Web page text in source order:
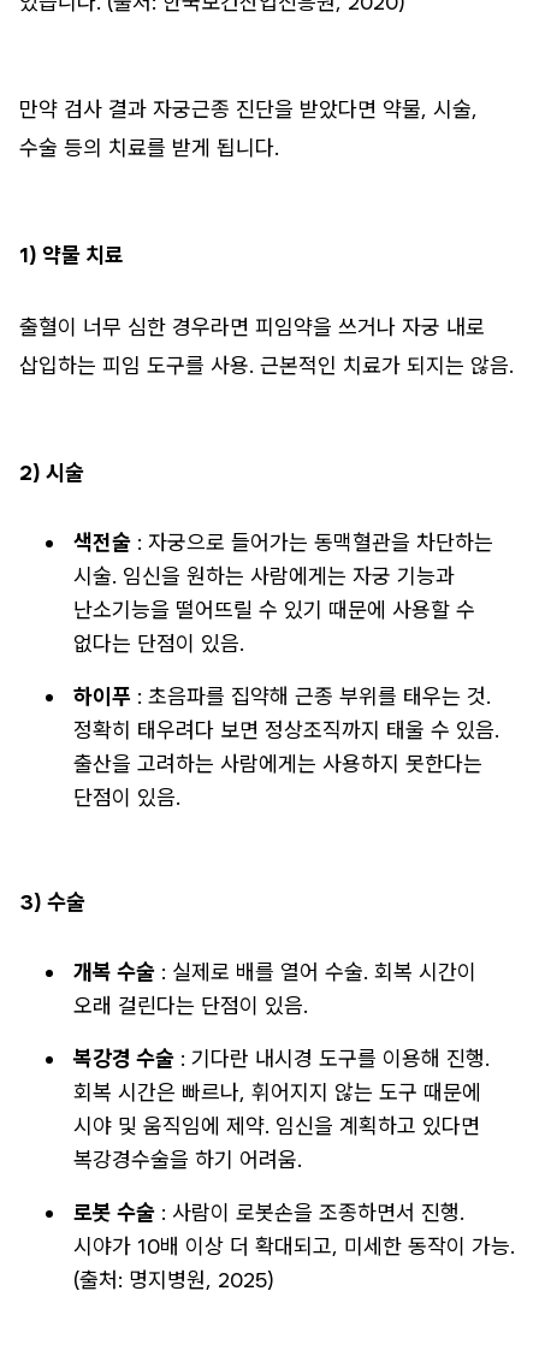
만약 검사 결과 자궁근종 진단을 받았다면 약물, 시술,
수술 등의 치료를 받게 됩니다.
1) 약물 치료
출혈이 너무 심한 경우라면 피임약을 쓰거나 자궁 내로
삽입하는 피임 도구를 사용. 근본적인 치료가 되지는 않음.
2) 시술
색전술: 자궁으로 들어가는 동맥혈관을 차단하는
시술. 임신을 원하는 사람에게는 자궁 기능과
난소기능을 떨어뜨릴 수 있기 때문에 사용할 수
없다는 단점이 있음.
하이푸 : 초음파를 집약해 근종 부위를 태우는 것.
정확히 태우려다 보면 정상조직까지 태울 수 있음.
출산을 고려하는 사람에게는 사용하지 못한다는
단점이 있음.
3) 수술
개복 수술: 실제로 배를 열어 수술. 회복 시간이
오래 걸린다는 단점이 있음.
복강경 수술: 기다란 내시경 도구를 이용해 진행.
회복 시간은 빠르나, 휘어지지 않는 도구 때문에
시야 및 움직임에 제약. 임신을 계획하고 있다면
복강경수술을 하기 어려움.
로봇 수술: 사람이 로봇손을 조종하면서 진행.
시야가 10배 이상 더 확대되고, 미세한 동작이 가능.
(출처: 명지병원, 2025)